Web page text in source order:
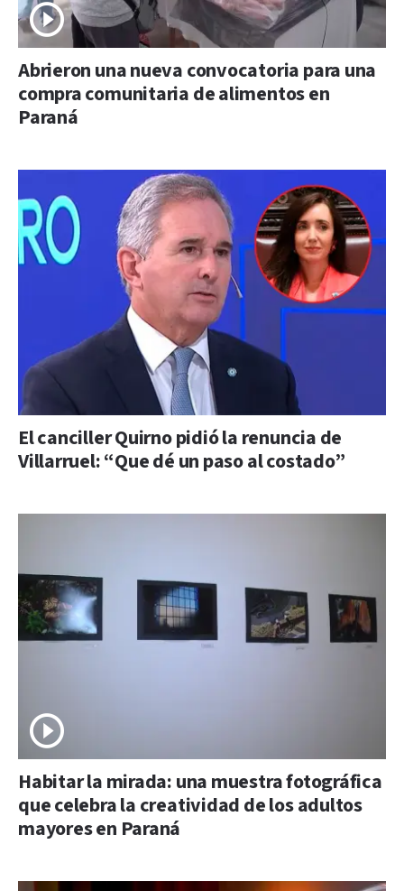
Abrieron una nueva convocatoria para una
compra comunitaria de alimentos en
Paraná
El canciller Quirno pidió la renuncia de
Villarruel: “Que dé un paso al costado”
Habitar la mirada: una muestra fotográfica
que celebra la creatividad de los adultos
mayores en Paraná